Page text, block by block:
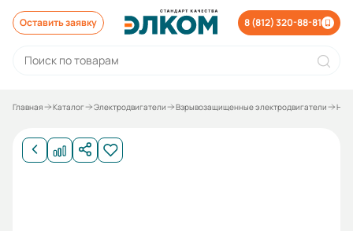
Оставить заявку 8 (812) 320-88-81
Главная Каталог Электродвигатели Взрывозащищенные электродвигатели